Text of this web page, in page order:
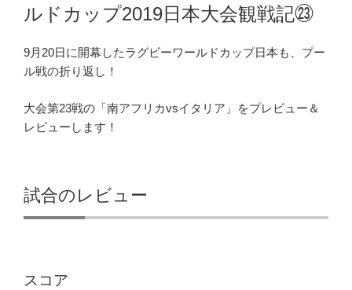
ルドカップ2019日本大会観戦記㉓
9月20日に開幕したラグビーワールドカップ日本も、プー
ル戦の折り返し！
大会第23戦の「南アフリカvsイタリア」をプレビュー＆
レビューします！
試合のレビュー
スコア